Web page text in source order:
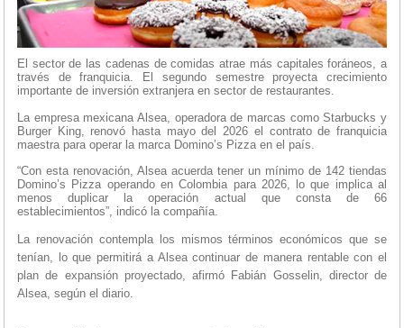
El sector de las cadenas de comidas atrae más capitales foráneos, a
través de franquicia. El segundo semestre proyecta crecimiento
importante de inversión extranjera en sector de restaurantes.
La empresa mexicana Alsea, operadora de marcas como Starbucks y
Burger King, renovó hasta mayo del 2026 el contrato de franquicia
maestra para operar la marca Domino’s Pizza en el país.
“Con esta renovación, Alsea acuerda tener un mínimo de 142 tiendas
Domino’s Pizza operando en Colombia para 2026, lo que implica al
menos duplicar la operación actual que consta de 66
establecimientos”, indicó la compañía.
La renovación contempla los mismos términos económicos que se
tenían, lo que permitirá a Alsea continuar de manera rentable con el
plan de expansión proyectado, afirmó Fabián Gosselin, director de
Alsea, según el diario.